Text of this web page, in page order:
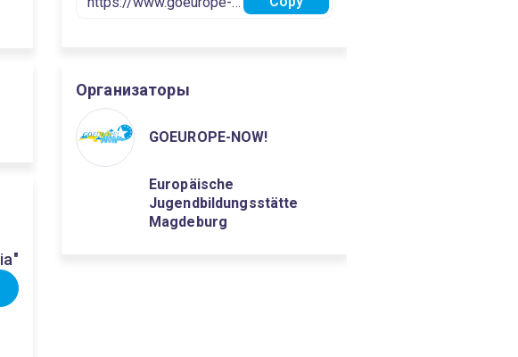
Организаторы
GOEUROPE-NOW!
Europäische
Jugendbildungsstätte
Magdeburg